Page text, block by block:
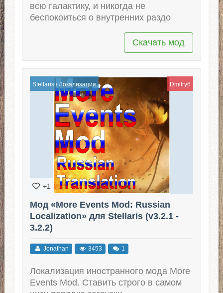
всю галактику, и никогда не
беспокоиться о внутренних раздо
Скачать мод
Stellaris/Локализация Dmitry6
+1
Мод «More Events Mod: Russian
Localization» для Stellaris (v3.2.1 -
3.2.2)
Jonathan 3453 1
Локализация иностранного мода More
Events Mod. Ставить строго в самом